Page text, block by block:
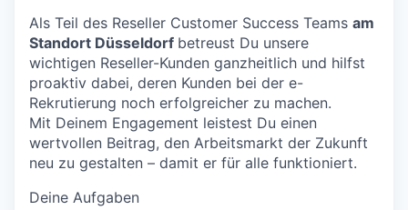
Als Teil des Reseller Customer Success Teams am
Standort Düsseldorf betreust Du unsere
wichtigen Reseller-Kunden ganzheitlich und hilfst
proaktiv dabei, deren Kunden bei der e-
Rekrutierung noch erfolgreicher zu machen.
Mit Deinem Engagement leistest Du einen
wertvollen Beitrag, den Arbeitsmarkt der Zukunft
neu zu gestalten – damit er für alle funktioniert.
Deine Aufgaben